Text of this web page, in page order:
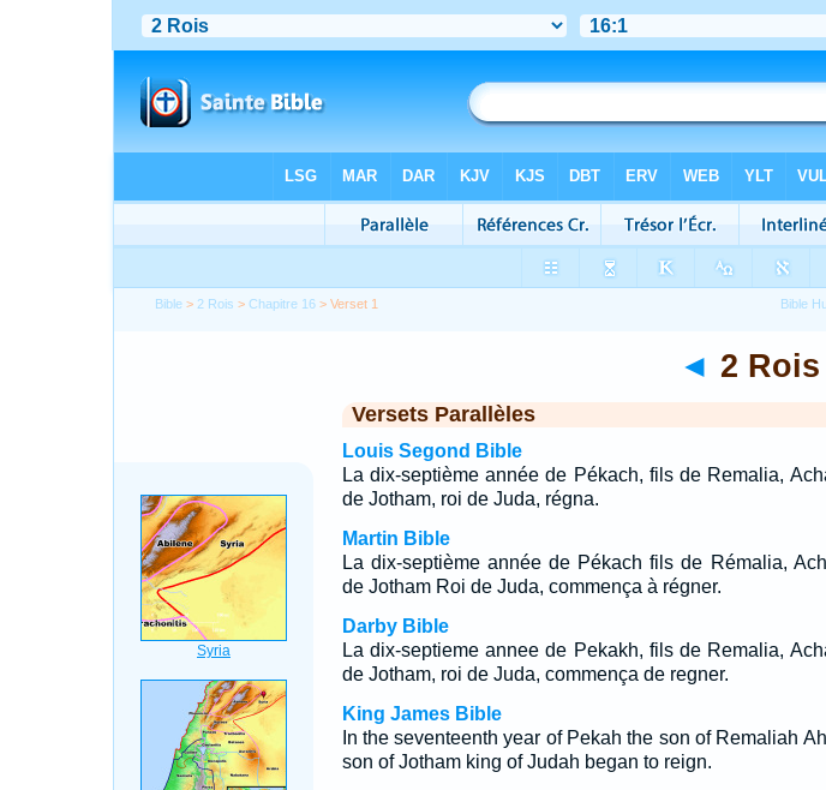
Bible > 2 Rois >Chapitre 16 > Verset 1
◄ 2
Versets Parallèles
Louis Segond Bible
La dix-septième année de Pékach, fils de Remalia,
de Jotham, roi de Juda, régna.
Martin Bible
La dix-septième année de Pékach fils de Rémalia,
de Jotham Roi de Juda, commença à régner.
Darby Bible
La dix-septieme annee de Pekakh, fils de Remalia,
de Jotham, roi de Juda, commença de regner.
King James Bible
In the seventeenth year of Pekah the son of Remaliah
son of Jotham king of Judah began to reign.